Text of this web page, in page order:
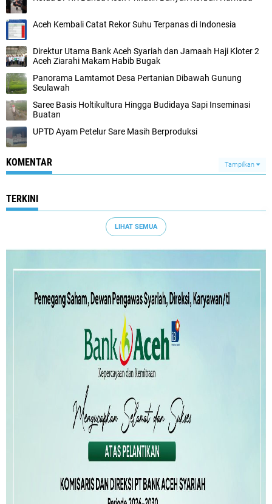
Aceh Kembali Catat Rekor Suhu Terpanas di Indonesia
Direktur Utama Bank Aceh Syariah dan Jamaah Haji Kloter 2
Aceh Ziarahi Makam Habib Bugak
Panorama Lamtamot Desa Pertanian Dibawah Gunung
Seulawah
Saree Basis Holtikultura Hingga Budidaya Sapi Inseminasi
Buatan
UPTD Ayam Petelur Sare Masih Berproduksi
KOMENTAR Tampilkan
TERKINI
LIHAT SEMUA